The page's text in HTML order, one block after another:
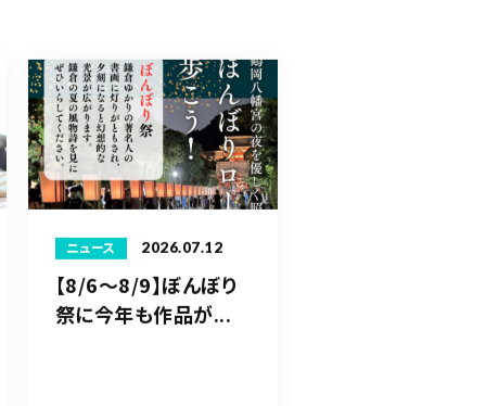
ニュース 2026.07.12
【8/6〜8/9】ぼんぼり
祭に今年も作品が...